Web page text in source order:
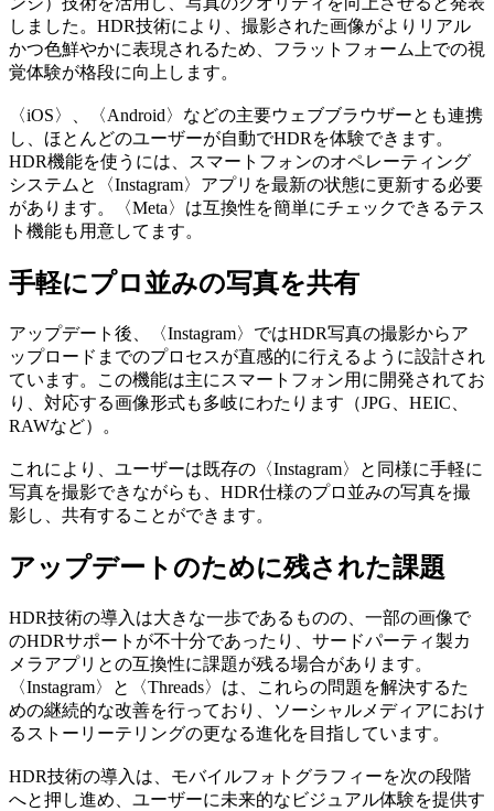
しました。HDR技術により、撮影された画像がよりリアル
かつ色鮮やかに表現されるため、フラットフォーム上での視
覚体験が格段に向上します。
〈iOS〉、〈Android〉などの主要ウェブブラウザーとも連携
し、ほとんどのユーザーが自動でHDRを体験できます。
HDR機能を使うには、スマートフォンのオペレーティング
システムと〈Instagram〉アプリを最新の状態に更新する必要
があります。〈Meta〉は互換性を簡単にチェックできるテス
ト機能も用意してます。
手軽にプロ並みの写真を共有
アップデート後、〈Instagram〉ではHDR写真の撮影からア
ップロードまでのプロセスが直感的に行えるように設計され
ています。この機能は主にスマートフォン用に開発されてお
り、対応する画像形式も多岐にわたります（JPG、HEIC、
RAWなど）。
これにより、ユーザーは既存の〈Instagram〉と同様に手軽に
写真を撮影できながらも、HDR仕様のプロ並みの写真を撮
影し、共有することができます。
アップデートのために残された課題
HDR技術の導入は大きな一歩であるものの、一部の画像で
のHDRサポートが不十分であったり、サードパーティ製カ
メラアプリとの互換性に課題が残る場合があります。
〈Instagram〉と〈Threads〉は、これらの問題を解決するた
めの継続的な改善を行っており、ソーシャルメディアにおけ
るストーリーテリングの更なる進化を目指しています。
HDR技術の導入は、モバイルフォトグラフィーを次の段階
へと押し進め、ユーザーに未来的なビジュアル体験を提供す